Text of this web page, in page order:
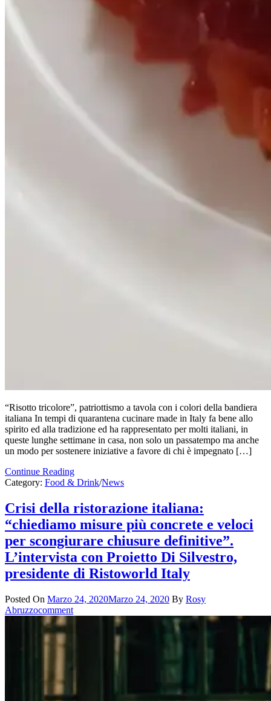
“Risotto tricolore”, patriottismo a tavola con i colori della bandiera
italiana In tempi di quarantena cucinare made in Italy fa bene allo
spirito ed alla tradizione ed ha rappresentato per molti italiani, in
queste lunghe settimane in casa, non solo un passatempo ma anche
un modo per sostenere iniziative a favore di chi è impegnato […]
Continue Reading
Category: Food & Drink/News
Crisi della ristorazione italiana:
“chiediamo misure più concrete e veloci
per scongiurare chiusure definitive”.
L’intervista con Proietto Di Silvestro,
presidente di Ristoworld Italy
Posted On Marzo 24, 2020Marzo 24, 2020 By Rosy
Abruzzocomment